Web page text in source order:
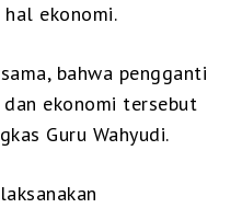
ekonomi.
bahwa pengganti
ekonomi tersebut
Guru Wahyudi.